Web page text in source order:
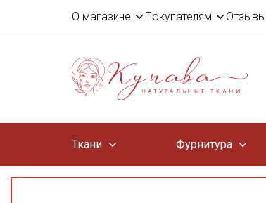
О магазине Покупателям Отзывы
Ткани Фурнитура